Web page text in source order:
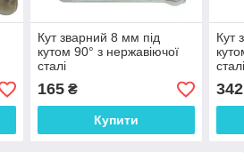
Кут зварний 8 мм під
кутом 90° з нержавіючої
сталі
165₴
Купити
Кут
342